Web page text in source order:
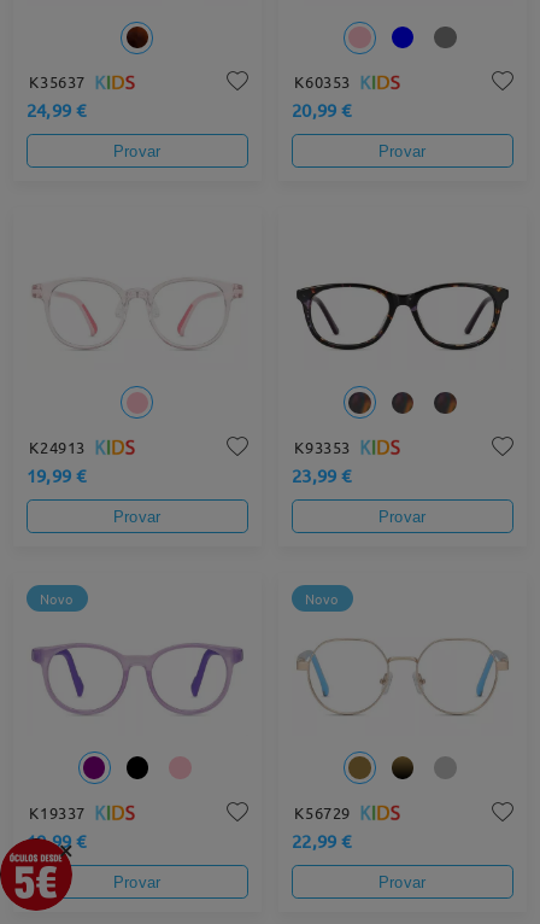
K35637
24,99 €
Provar
K60353
20,99 €
Provar
K24913
19,99 €
Provar
K93353
23,99 €
Provar
Novo
K19337
19,99 €
Provar
Novo
K56729
22,99 €
Provar
×